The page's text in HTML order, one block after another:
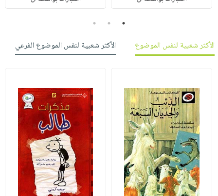
1
2
3
الأكثر شعبية لنفس الموضوع
الأكثر شعبية لنفس الموضوع الفرعي